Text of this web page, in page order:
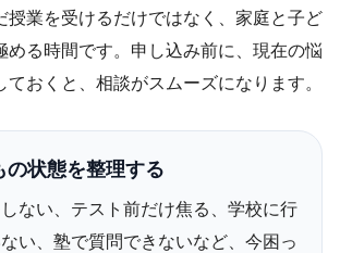
授業を受けるだけではなく、家庭と子ど
める時間です。申し込み前に、現在の悩
おくと、相談がスムーズになります。
の状態を整理する
ない、テスト前だけ焦る、学校に行
い、塾で質問できないなど、今困っ